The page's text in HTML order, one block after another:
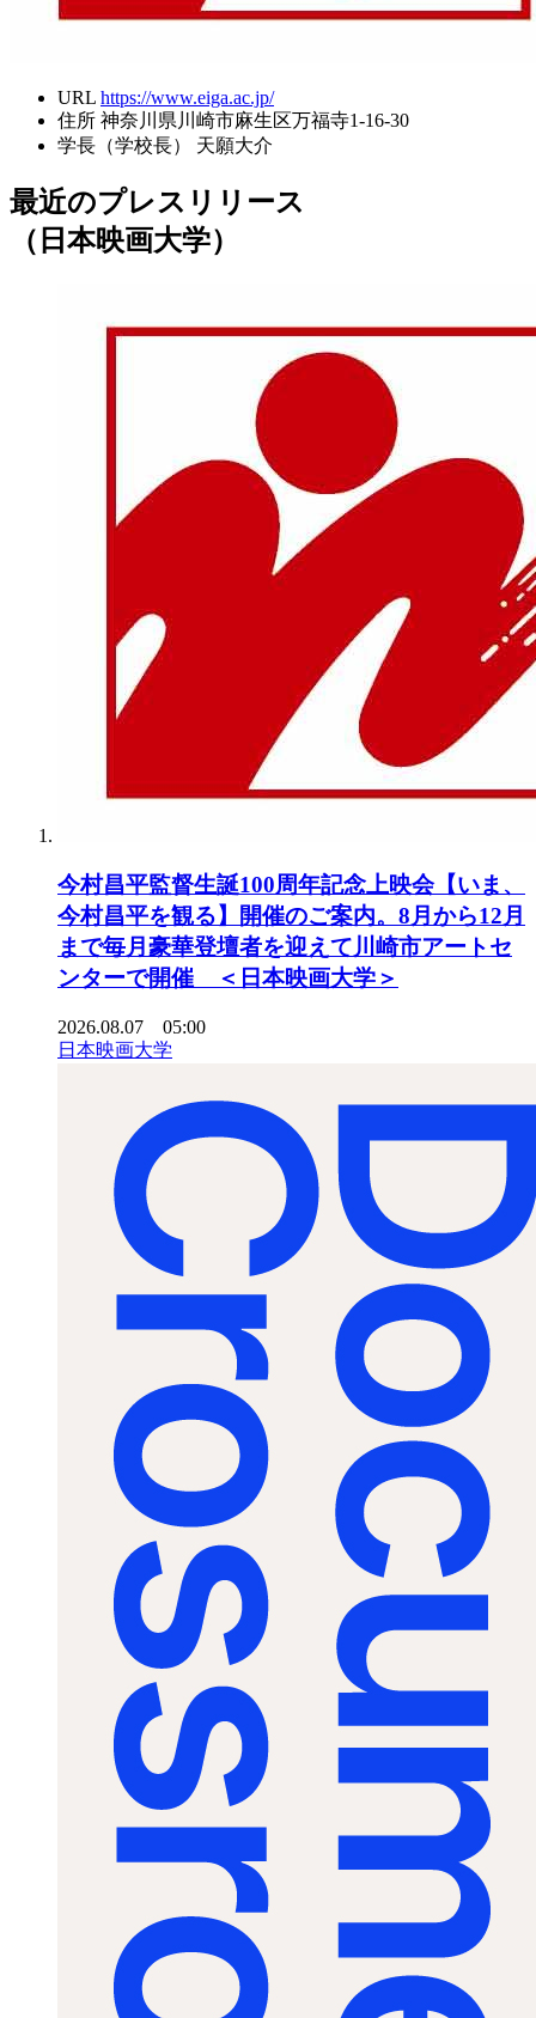
URL https://www.eiga.ac.jp/
住所 神奈川県川崎市麻生区万福寺1-16-30
学長（学校長）
天願大介
最近のプレスリリース
（日本映画大学）
今村昌平監督生誕100周年記念上映会【いま、
今村昌平を観る】開催のご案内。8月から12月
まで毎月豪華登壇者を迎えて川崎市アートセ
ンターで開催 ＜日本映画大学＞
2026.08.07 05:00
日本映画大学